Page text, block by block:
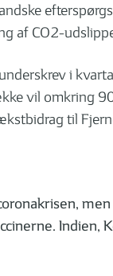
af CO2-
i
vil omkring
til